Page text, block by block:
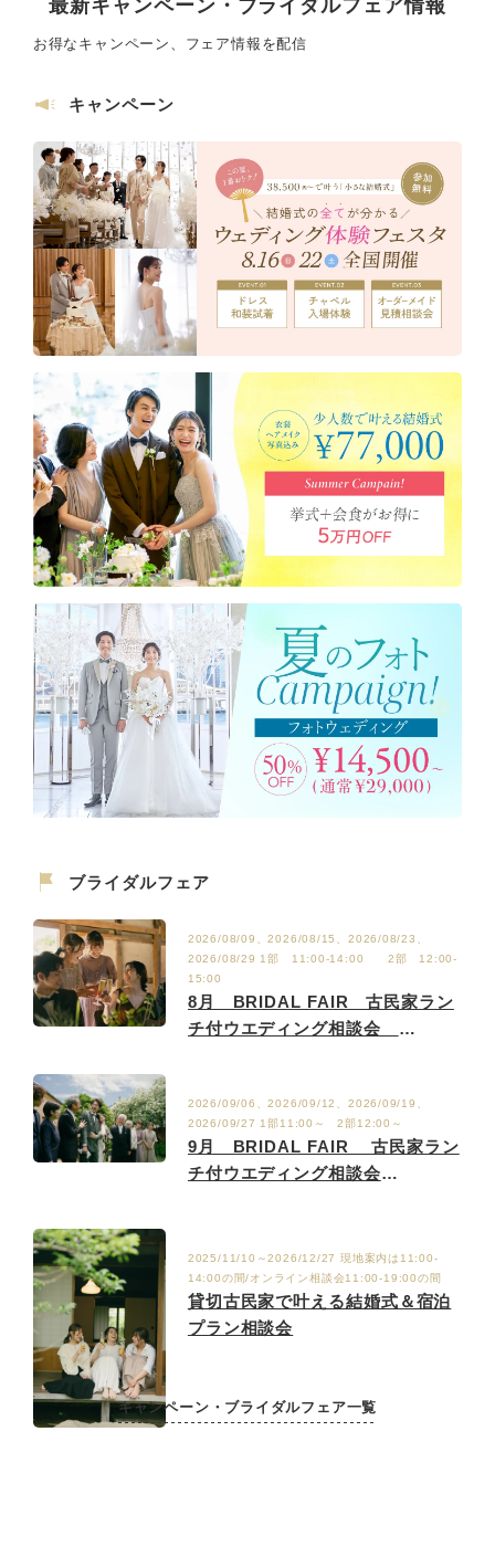
最新キャンペーン・ブライダルフェア情報
お得なキャンペーン、フェア情報を配信
キャンペーン
ブライダルフェア
2026/08/09、2026/08/15、2026/08/23、
2026/08/29 1部 11:00-14:00 2部 12:00-
15:00
8月 BRIDAL FAIR 古民家ラン
チ付ウエディング相談会
2026/09/06、2026/09/12、2026/09/19、
2026/09/27 1部11:00～ 2部12:00～
9月 BRIDAL FAIR 古民家ラン
チ付ウエディング相談会
2025/11/10～2026/12/27 現地案内は11:00-
14:00の間/オンライン相談会11:00-19:00の間
貸切古民家で叶える結婚式＆宿泊
プラン相談会
キャンペーン・ブライダルフェア一覧